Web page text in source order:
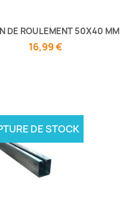
DE ROULEMENT 50X40 MM
16,99 €
DE STOCK